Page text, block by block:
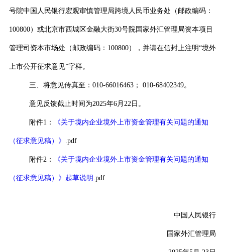
号院中国人民银行宏观审慎管理局跨境人民币业务处（邮政编码：
100800）或北京市西城区金融大街30号院国家外汇管理局资本项目
管理司资本市场处（邮政编码： 100800），并请在信封上注明“境外
上市公开征求意见”字样。
三、将意见传真至： 010-66016463； 010-68402349。
意见反馈截止时间为2025年6月 22 日。
附件1 ： 《关于境内企业境外上市资金管理有关问题的通知
（征求意见稿）》 .pdf
附件2 ： 《关于境内企业境外上市资金管理有关问题的通知
（征求意见稿）》起草说明 .pdf
中国人民银行
国家外汇管理局